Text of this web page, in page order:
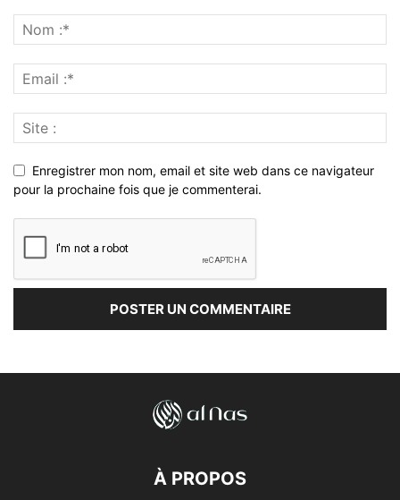
Enregistrer mon nom, email et site web dans ce navigateur
pour la prochaine fois que je commenterai.
À PROPOS